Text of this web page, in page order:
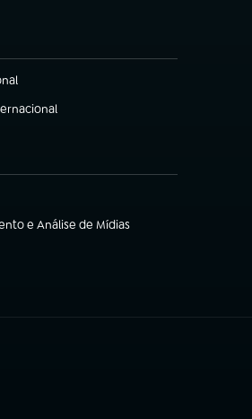
aba)
aba)
e Análise de Mídias
aba)